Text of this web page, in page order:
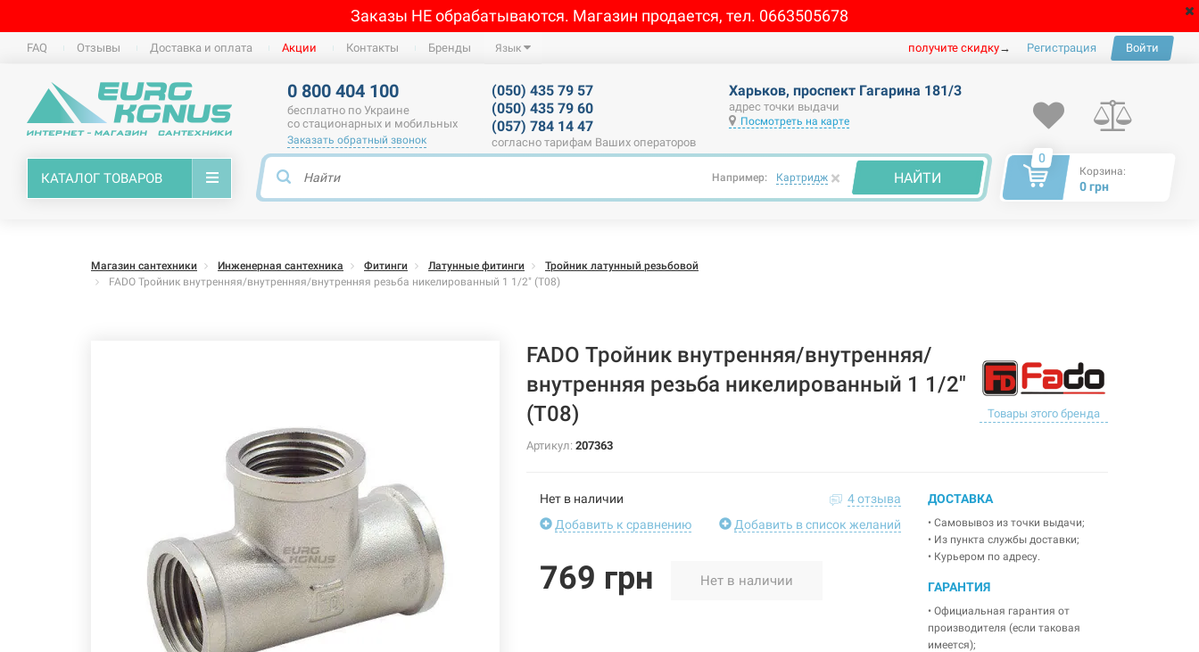
Заказы НЕ обрабатываются. Магазин продается, тел. 0663505678
FAQ Отзывы Доставка и оплата Акции Контакты Бренды Язык получите скидку→ Регистрация Войти
0 800 404 100
бесплатно по Украине
со стационарных и мобильных
Заказать обратный звонок
(050) 435 79 57
(050) 435 79 60
(057) 784 14 47
согласно тарифам Ваших операторов
Харьков, проспект Гагарина 181/3
адрес точки выдачи
Посмотреть на карте
КАТАЛОГ ТОВАРОВ Например: Картридж × НАЙТИ
0
Корзина:
0 грн
Магазин сантехники Инженерная сантехника Фитинги Латунные фитинги
Тройник латунный резьбовой
FADO Тройник внутренняя/внутренняя/внутренняя резьба никелированный 1 1/2" (T08)
FADO Тройник внутренняя/внутренняя/
внутренняя резьба никелированный 1 1/2"
(T08)
Товары этого бренда
Артикул: 207363
Нет в наличии
4 отзыва
Добавить к сравнению
Добавить в список желаний
769 грн Нет в наличии
ДОСТАВКА
• Самовывоз из точки выдачи;
• Из пункта службы доставки;
• Курьером по адресу.
ГАРАНТИЯ
• Официальная гарантия от
производителя (если таковая
имеется);